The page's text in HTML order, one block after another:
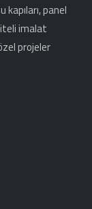
panel
imalat
projeler